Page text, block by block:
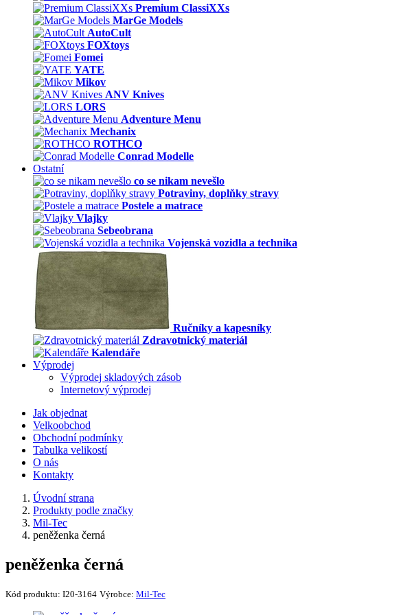
Premium ClassiXXs
MarGe Models
AutoCult
FOXtoys
Fomei
YATE
Mikov
ANV Knives
LORS
Adventure Menu
Mechanix
ROTHCO
Conrad Modelle
Ostatní
co se nikam nevešlo
Potraviny, doplňky stravy
Postele a matrace
Vlajky
Sebeobrana
Vojenská vozidla a technika
Ručníky a kapesníky
Zdravotnický materiál
Kalendáře
Výprodej
Výprodej skladových zásob
Internetový výprodej
Jak objednat
Velkoobchod
Obchodní podmínky
Tabulka velikostí
O nás
Kontakty
Úvodní strana
Produkty podle značky
Mil-Tec
peněženka černá
peněženka černá
Kód produktu: I20-3164 Výrobce: Mil-Tec